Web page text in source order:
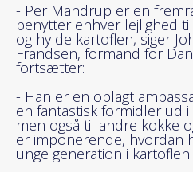
- Per Mandrup er en
benytter enhver lejlighed
og hylde kartoflen, siger
Frandsen, formand for
fortsætter:
- Han er en oplagt
en fantastisk formidler ud
men også til andre kokke
er imponerende, hvordan
unge generation i